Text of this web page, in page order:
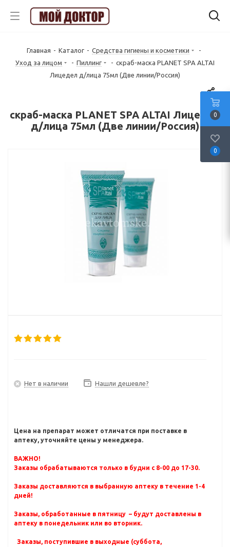
Главная - Каталог - Средства гигиены и косметики
-
Уход за лицом
- Пиллинг - скраб-маска PLANET SPA ALTAI
Лицедел д/лица 75мл (Две линии/Россия)
скраб-маска PLANET SPA ALTAI Лицедел
д/лица 75мл (Две линии/Россия)
Нет в наличии Нашли дешевле?
Цена на препарат может отличатся при поставке в
аптеку, уточняйте цены у менеджера.
ВАЖНО!
Заказы обрабатываются только в будни с 8-00 до 17-30.
Заказы доставляются в выбранную аптеку в течение 1-4
дней!
Заказы, обработанные в пятницу – будут доставлены в
аптеку в понедельник или во вторник.
Заказы, поступившие в выходные (суббота,
0
0